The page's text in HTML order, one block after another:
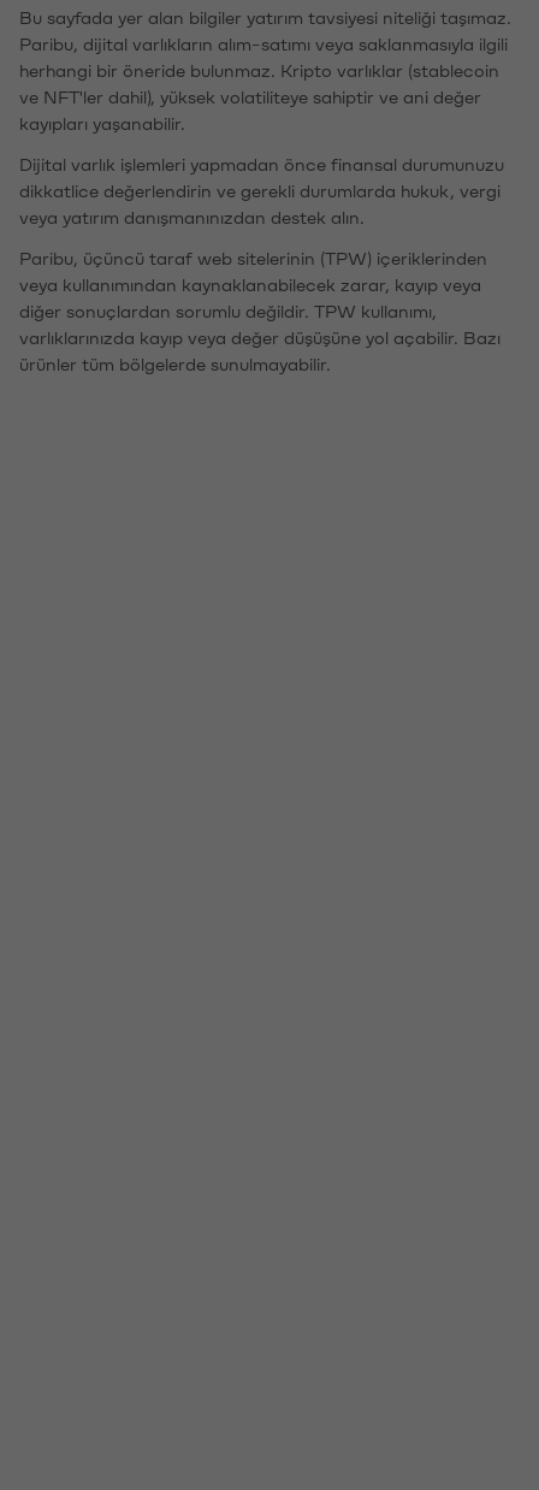
Bu sayfada yer alan bilgiler yatırım tavsiyesi niteliği taşımaz.
Paribu, dijital varlıkların alım-satımı veya saklanmasıyla ilgili
herhangi bir öneride bulunmaz. Kripto varlıklar (stablecoin
ve NFT'ler dahil), yüksek volatiliteye sahiptir ve ani değer
kayıpları yaşanabilir.
Dijital varlık işlemleri yapmadan önce finansal durumunuzu
dikkatlice değerlendirin ve gerekli durumlarda hukuk, vergi
veya yatırım danışmanınızdan destek alın.
Paribu, üçüncü taraf web sitelerinin (TPW) içeriklerinden
veya kullanımından kaynaklanabilecek zarar, kayıp veya
diğer sonuçlardan sorumlu değildir. TPW kullanımı,
varlıklarınızda kayıp veya değer düşüşüne yol açabilir. Bazı
ürünler tüm bölgelerde sunulmayabilir.